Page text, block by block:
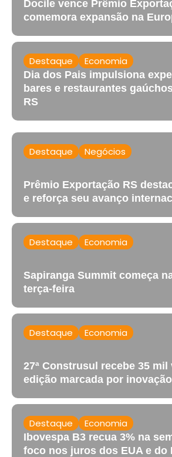
Docile vence Prêmio
comemora expansão na
Destaque Economia
Dia dos Pais impulsiona
bares e restaurantes
RS
Destaque Negócios
Prêmio Exportação RS
e reforça seu avanço
Destaque Economia
Sapiranga Summit começa
terça-feira
Destaque Economia
27ª Construsul recebe 35
edição marcada por
Destaque Economia
Ibovespa B3 recua 3% na
foco nos juros dos EUA e do